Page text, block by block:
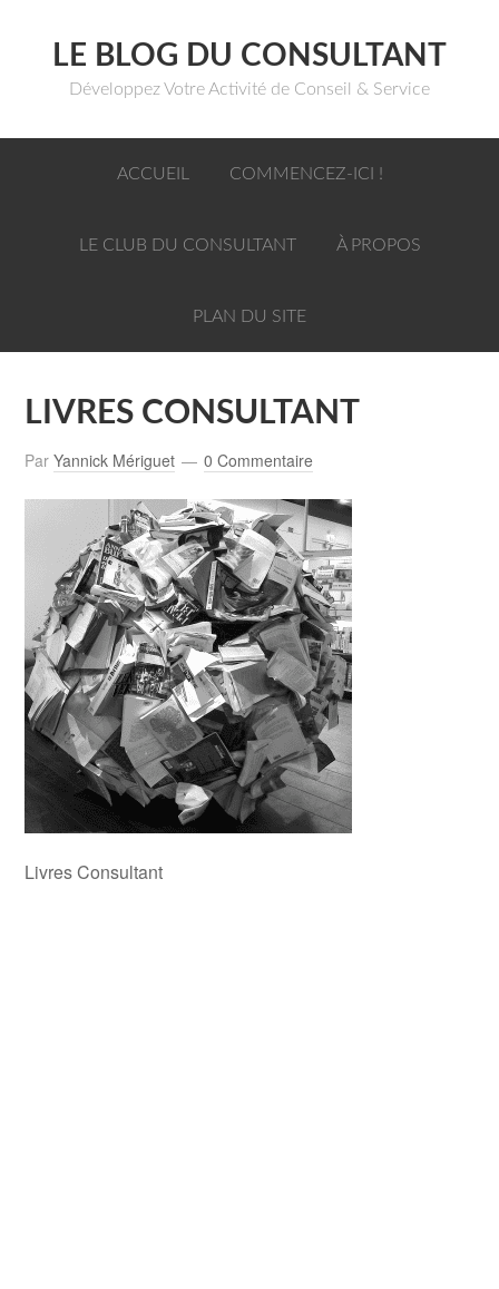
LE BLOG DU CONSULTANT
Développez Votre Activité de Conseil & Service
ACCUEIL COMMENCEZ-ICI !
LE CLUB DU CONSULTANT À PROPOS
PLAN DU SITE
LIVRES CONSULTANT
ParYannick Mériguet 0 Commentaire
Livres Consultant